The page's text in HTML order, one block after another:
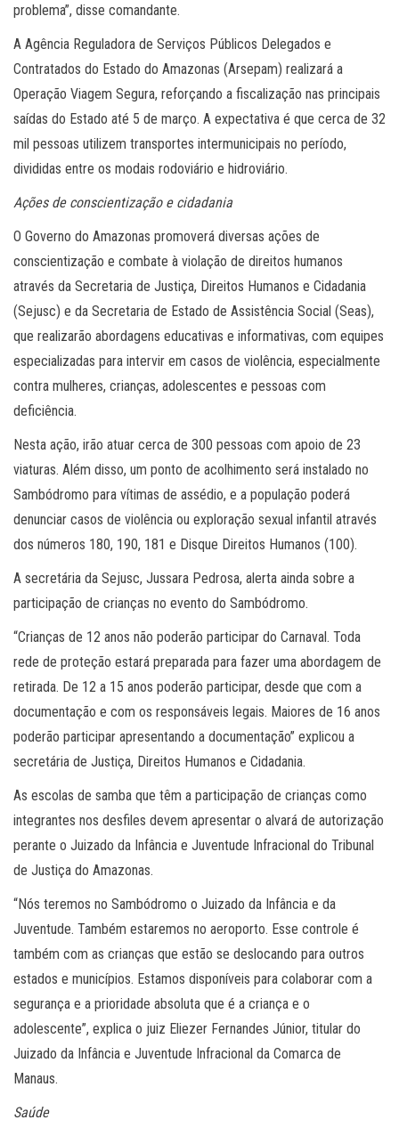
problema”, disse comandante.
A Agência Reguladora de Serviços Públicos Delegados e
Contratados do Estado do Amazonas (Arsepam) realizará a
Operação Viagem Segura, reforçando a fiscalização nas principais
saídas do Estado até 5 de março. A expectativa é que cerca de 32
mil pessoas utilizem transportes intermunicipais no período,
divididas entre os modais rodoviário e hidroviário.
Ações de conscientização e cidadania
O Governo do Amazonas promoverá diversas ações de
conscientização e combate à violação de direitos humanos
através da Secretaria de Justiça, Direitos Humanos e Cidadania
(Sejusc) e da Secretaria de Estado de Assistência Social (Seas),
que realizarão abordagens educativas e informativas, com equipes
especializadas para intervir em casos de violência, especialmente
contra mulheres, crianças, adolescentes e pessoas com
deficiência.
Nesta ação, irão atuar cerca de 300 pessoas com apoio de 23
viaturas. Além disso, um ponto de acolhimento será instalado no
Sambódromo para vítimas de assédio, e a população poderá
denunciar casos de violência ou exploração sexual infantil através
dos números 180, 190, 181 e Disque Direitos Humanos (100).
A secretária da Sejusc, Jussara Pedrosa, alerta ainda sobre a
participação de crianças no evento do Sambódromo.
“Crianças de 12 anos não poderão participar do Carnaval. Toda
rede de proteção estará preparada para fazer uma abordagem de
retirada. De 12 a 15 anos poderão participar, desde que com a
documentação e com os responsáveis legais. Maiores de 16 anos
poderão participar apresentando a documentação” explicou a
secretária de Justiça, Direitos Humanos e Cidadania.
As escolas de samba que têm a participação de crianças como
integrantes nos desfiles devem apresentar o alvará de autorização
perante o Juizado da Infância e Juventude Infracional do Tribunal
de Justiça do Amazonas.
“Nós teremos no Sambódromo o Juizado da Infância e da
Juventude. Também estaremos no aeroporto. Esse controle é
também com as crianças que estão se deslocando para outros
estados e municípios. Estamos disponíveis para colaborar com a
segurança e a prioridade absoluta que é a criança e o
adolescente”, explica o juiz Eliezer Fernandes Júnior, titular do
Juizado da Infância e Juventude Infracional da Comarca de
Manaus.
Saúde